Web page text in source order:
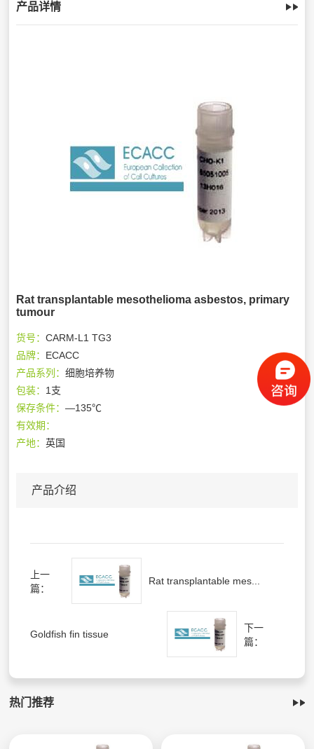
产品详情
Rat transplantable mesothelioma asbestos, primary
tumour
货号：CARM-L1 TG3
品牌： ECACC
产品系列：细胞培养物
包装： 1支
保存条件：—135℃
有效期：
产地：英国
产品介绍
上一
篇：
Rat transplantable mes...
Goldfish fin tissue
下一
篇：
热门推荐